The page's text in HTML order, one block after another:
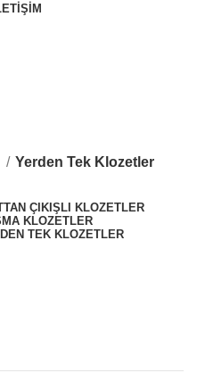
Yerden Tek Klozetler
ÇIKIŞLI KLOZETLER
KLOZETLER
TEK KLOZETLER